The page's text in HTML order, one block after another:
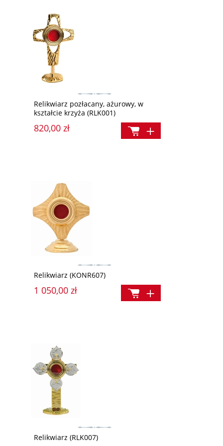
Relikwiarz pozłacany, ażurowy, w
kształcie krzyża (RLK001)
820,00 zł
Relikwiarz (KONR607)
1 050,00 zł
Relikwiarz (RLK007)